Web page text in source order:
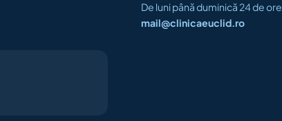
De luni până duminică 24 de ore
mail@clinicaeuclid.ro